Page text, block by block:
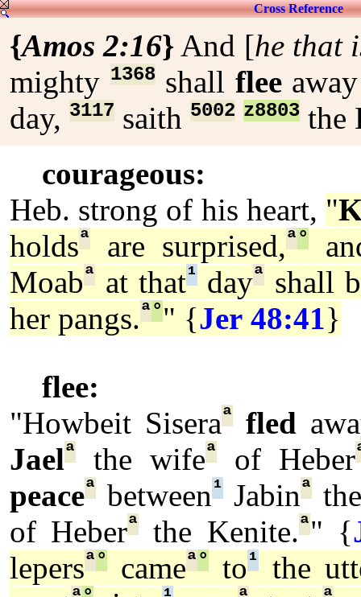
Cross Reference
{Amos 2:16} And [he that
mighty 1368shall flee
day, 3117 saith 5002 z8803 the
courageous:
Heb. strong of his heart, "
holdsª are surprised,ª°
Moabª at that¹dayª shall
her pangs.ª°" {Jer 48:41}
flee:
"Howbeit Siseraª fled
Jaelª the wifeª of Heber
peaceª between¹Jabinª
of Heberª the Kenite.ª" {
lepersª° cameª° to¹
the